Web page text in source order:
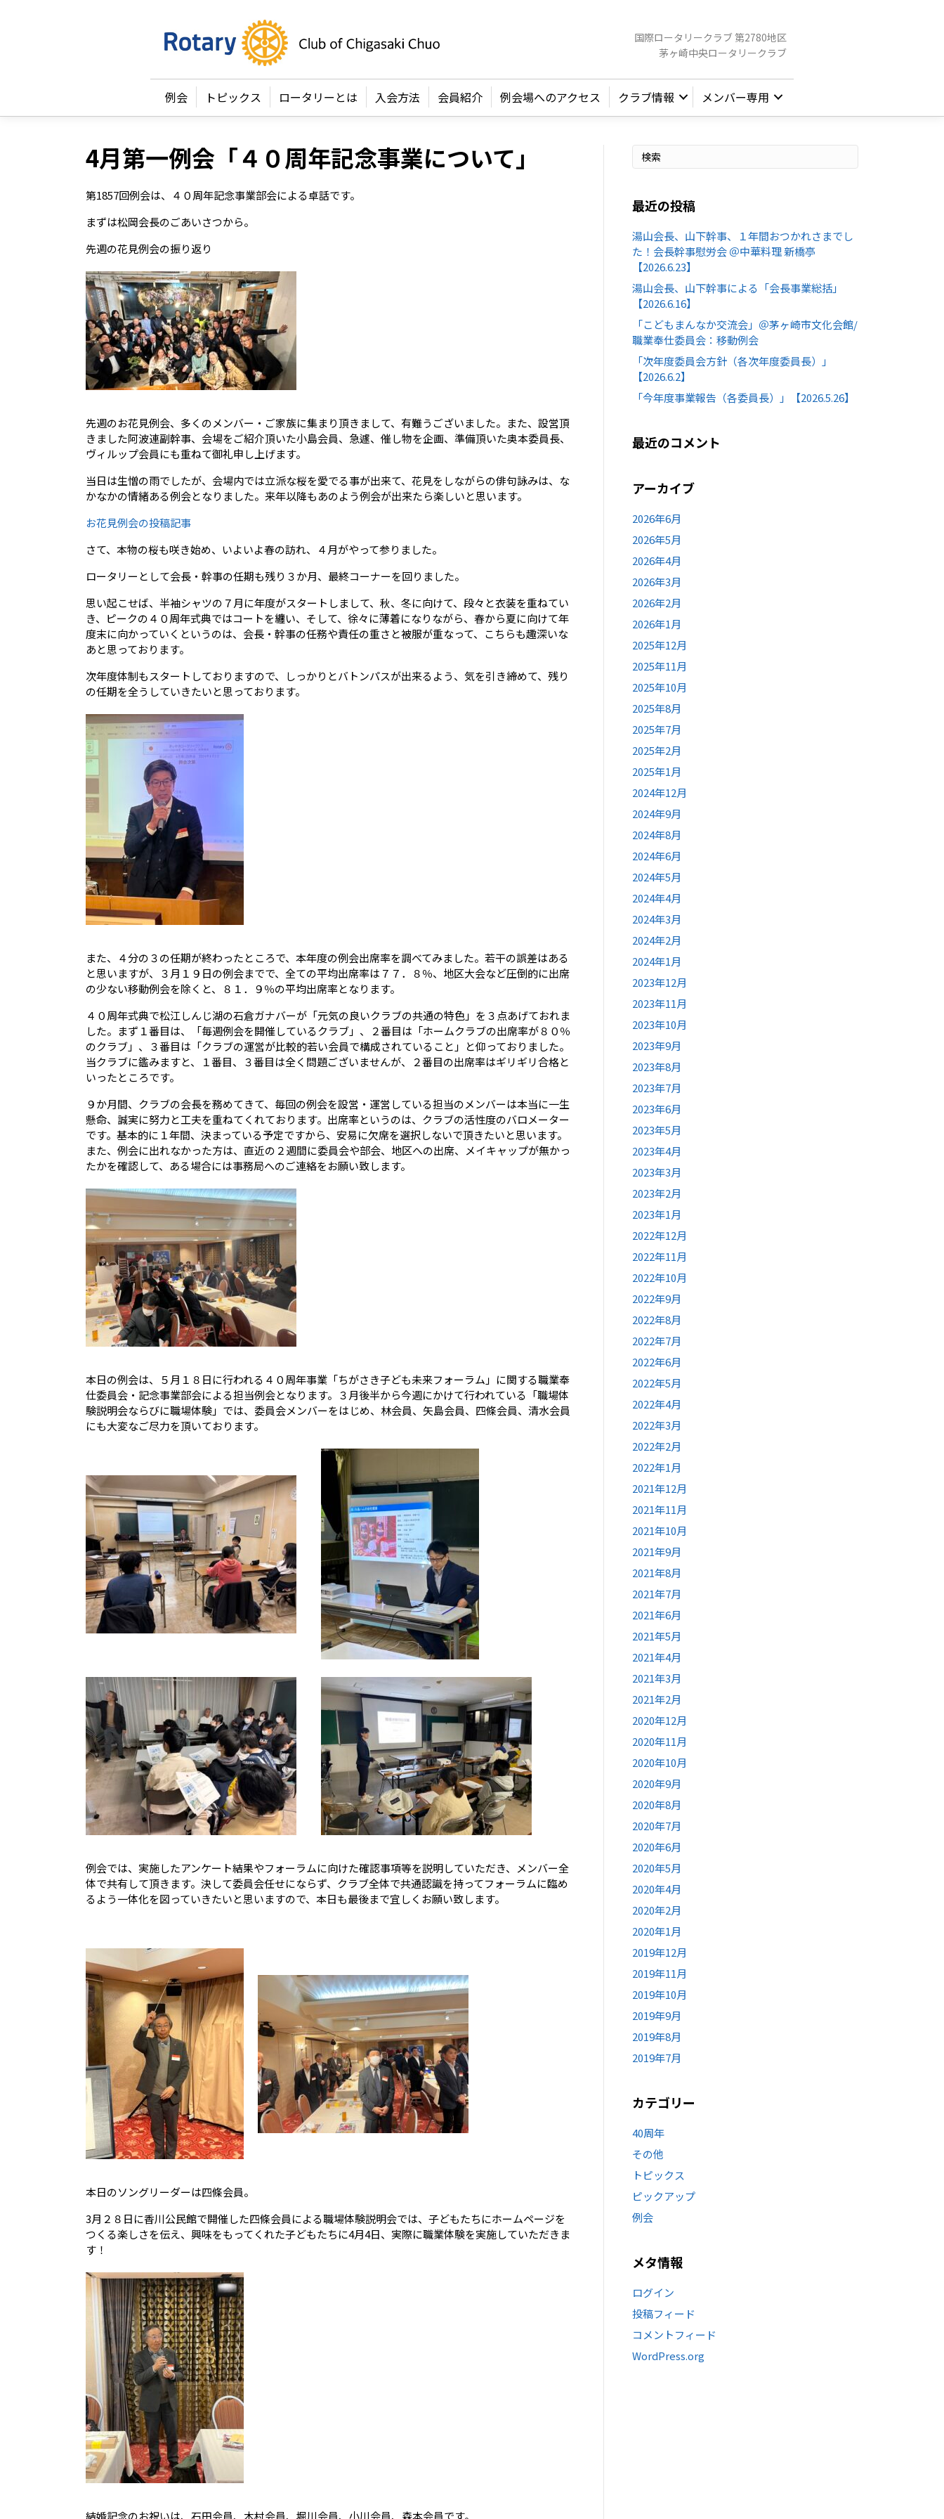
国際ロータリークラブ 第2780地区
茅ヶ崎中央ロータリークラブ
例会 トピックス ロータリーとは 入会方法 会員紹介 例会場へのアクセス クラブ情報 メンバー専用
4月第一例会「４０周年記念事業について」
第1857回例会は、４０周年記念事業部会による卓話です。
まずは松岡会長のごあいさつから。
先週の花見例会の振り返り
先週のお花見例会、多くのメンバー・ご家族に集まり頂きまして、有難うございました。また、設営頂
きました阿波連副幹事、会場をご紹介頂いた小島会員、急遽、催し物を企画、準備頂いた奥本委員長、
ヴィルップ会員にも重ねて御礼申し上げます。
当日は生憎の雨でしたが、会場内では立派な桜を愛でる事が出来て、花見をしながらの俳句詠みは、な
かなかの情緒ある例会となりました。来年以降もあのよう例会が出来たら楽しいと思います。
お花見例会の投稿記事
さて、本物の桜も咲き始め、いよいよ春の訪れ、４月がやって参りました。
ロータリーとして会長・幹事の任期も残り３か月、最終コーナーを回りました。
思い起こせば、半袖シャツの７月に年度がスタートしまして、秋、冬に向けて、段々と衣装を重ねてい
き、ピークの４０周年式典ではコートを纏い、そして、徐々に薄着になりながら、春から夏に向けて年
度末に向かっていくというのは、会長・幹事の任務や責任の重さと被服が重なって、こちらも趣深いな
あと思っております。
次年度体制もスタートしておりますので、しっかりとバトンパスが出来るよう、気を引き締めて、残り
の任期を全うしていきたいと思っております。
また、４分の３の任期が終わったところで、本年度の例会出席率を調べてみました。若干の誤差はある
と思いますが、３月１９日の例会までで、全ての平均出席率は７７．８％、地区大会など圧倒的に出席
の少ない移動例会を除くと、８１．９％の平均出席率となります。
４０周年式典で松江しんじ湖の石倉ガナバーが「元気の良いクラブの共通の特色」を３点あげておれま
した。まず１番目は、「毎週例会を開催しているクラブ」、２番目は「ホームクラブの出席率が８０％
のクラブ」、３番目は「クラブの運営が比較的若い会員で構成されていること」と仰っておりました。
当クラブに鑑みますと、１番目、３番目は全く問題ございませんが、２番目の出席率はギリギリ合格と
いったところです。
９か月間、クラブの会長を務めてきて、毎回の例会を設営・運営している担当のメンバーは本当に一生
懸命、誠実に努力と工夫を重ねてくれております。出席率というのは、クラブの活性度のバロメーター
です。基本的に１年間、決まっている予定ですから、安易に欠席を選択しないで頂きたいと思います。
また、例会に出れなかった方は、直近の２週間に委員会や部会、地区への出席、メイキャップが無かっ
たかを確認して、ある場合には事務局へのご連絡をお願い致します。
本日の例会は、５月１８日に行われる４０周年事業「ちがさき子ども未来フォーラム」に関する職業奉
仕委員会・記念事業部会による担当例会となります。３月後半から今週にかけて行われている「職場体
験説明会ならびに職場体験」では、委員会メンバーをはじめ、林会員、矢島会員、四條会員、清水会員
にも大変なご尽力を頂いております。
例会では、実施したアンケート結果やフォーラムに向けた確認事項等を説明していただき、メンバー全
体で共有して頂きます。決して委員会任せにならず、クラブ全体で共通認識を持ってフォーラムに臨め
るよう一体化を図っていきたいと思いますので、本日も最後まで宜しくお願い致します。
本日のソングリーダーは四條会員。
3月２８日に香川公民館で開催した四條会員による職場体験説明会では、子どもたちにホームページを
つくる楽しさを伝え、興味をもってくれた子どもたちに4月4日、実際に職業体験を実施していただきま
す！
結婚記念のお祝いは、石田会員、木村会員、堀川会員、小川会員、森本会員です。
最近の投稿
湯山会長、山下幹事、１年間おつかれさまでし
た！会長幹事慰労会 ＠中華料理 新橋亭
【2026.6.23】
湯山会長、山下幹事による「会長事業総括」
【2026.6.16】
「こどもまんなか交流会」＠茅ヶ崎市文化会館/
職業奉仕委員会：移動例会
「次年度委員会方針（各次年度委員長）」
【2026.6.2】
「今年度事業報告（各委員長）」【2026.5.26】
最近のコメント
アーカイブ
2026年6月
2026年5月
2026年4月
2026年3月
2026年2月
2026年1月
2025年12月
2025年11月
2025年10月
2025年8月
2025年7月
2025年2月
2025年1月
2024年12月
2024年9月
2024年8月
2024年6月
2024年5月
2024年4月
2024年3月
2024年2月
2024年1月
2023年12月
2023年11月
2023年10月
2023年9月
2023年8月
2023年7月
2023年6月
2023年5月
2023年4月
2023年3月
2023年2月
2023年1月
2022年12月
2022年11月
2022年10月
2022年9月
2022年8月
2022年7月
2022年6月
2022年5月
2022年4月
2022年3月
2022年2月
2022年1月
2021年12月
2021年11月
2021年10月
2021年9月
2021年8月
2021年7月
2021年6月
2021年5月
2021年4月
2021年3月
2021年2月
2020年12月
2020年11月
2020年10月
2020年9月
2020年8月
2020年7月
2020年6月
2020年5月
2020年4月
2020年2月
2020年1月
2019年12月
2019年11月
2019年10月
2019年9月
2019年8月
2019年7月
カテゴリー
40周年
その他
トピックス
ピックアップ
例会
メタ情報
ログイン
投稿フィード
コメントフィード
WordPress.org